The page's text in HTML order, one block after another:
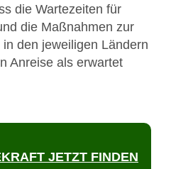
die Wartezeiten für
die Maßnahmen zur
den jeweiligen Ländern
Anreise als erwartet
JETZT FINDEN